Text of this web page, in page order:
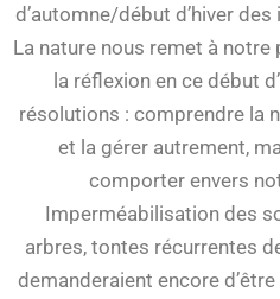
d’automne/début d’hiver
La nature nous remet à
la réflexion en ce début
résolutions : comprendre la
et la gérer autrement,
comporter envers
Imperméabilisation des
arbres, tontes récurrentes
demanderaient encore